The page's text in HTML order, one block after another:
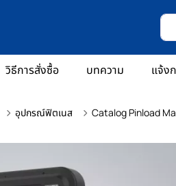
วิธีการสั่งซื้อ บทความ แจ้ง
อุปกรณ์ฟิตเนส Catalog Pinload